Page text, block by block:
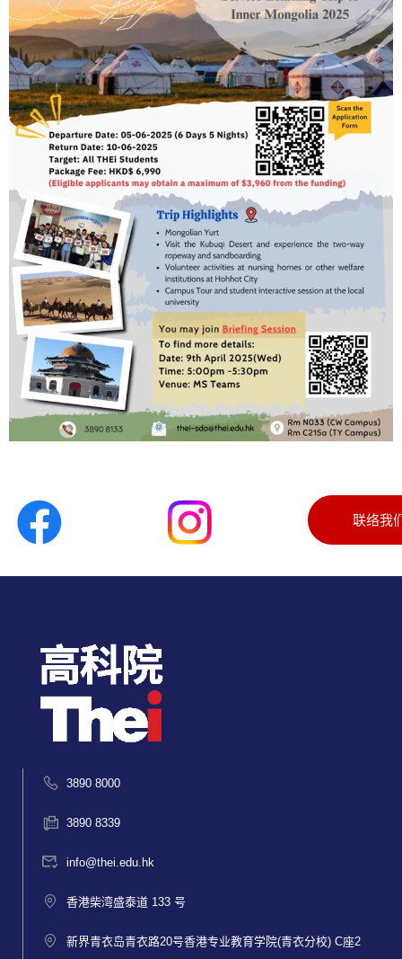
联络我
3890 8000
3890 8339
info@thei.edu.hk
香港柴湾盛泰道 133 号
新界青衣岛青衣路20号香港专业教育学院(青衣分校) C座2